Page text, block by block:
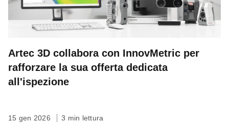
Artec 3D collabora con InnovMetric per
rafforzare la sua offerta dedicata
all'ispezione
15 gen 2026 3 min lettura